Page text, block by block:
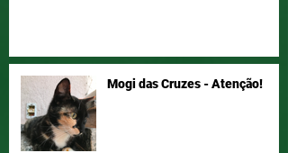
Mogi das Cruzes - Atenção!